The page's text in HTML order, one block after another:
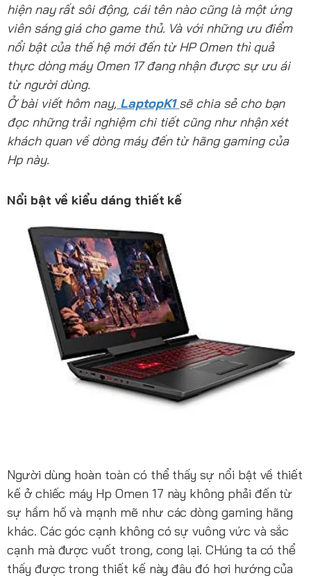
hiện nay rất sôi động, cái tên nào cũng là một ứng
viên sáng giá cho game thủ. Và với những ưu điểm
nổi bật của thế hệ mới đến từ HP Omen thì quả
thực dòng máy Omen 17 đang nhận được sự ưu ái
từ người dùng.
Ở bài viết hôm nay, LaptopK1 sẽ chia sẻ cho bạn
đọc những trải nghiệm chi tiết cũng như nhận xét
khách quan về dòng máy đến từ hãng gaming của
Hp này.
Nổi bật về kiểu dáng thiết kế
Người dùng hoàn toàn có thể thấy sự nổi bật về thiết
kế ở chiếc máy Hp Omen 17 này không phải đến từ
sự hầm hố và mạnh mẽ như các dòng gaming hãng
khác. Các góc cạnh không có sự vuông vức và sắc
cạnh mà được vuốt trong, cong lại. CHúng ta có thể
thấy được trong thiết kế này đâu đó hơi hướng của